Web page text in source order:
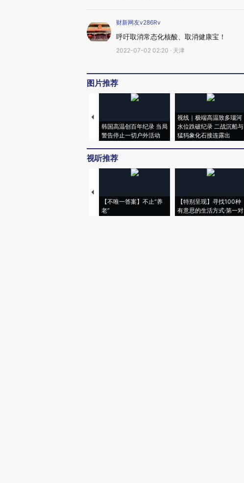
财新网友v286Rv
呼吁取消常态化核酸、取消健康宝！
2022-07-02 02:20 · 天津
图片推荐
韩国高温创百年纪录 当局
警告停止一切户外活动
视线｜极端高温致多瑙河
水位跌破纪录 二战沉船与
猛犸象化石接连露出
视听推荐
【不唯一答案】不止“养
老”
【特别呈现】寻找100种
有意思的生活方式·第一对